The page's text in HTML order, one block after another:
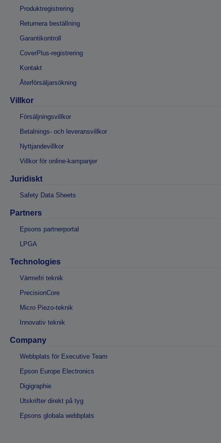
Produktregistrering
Returnera beställning
Garantikontroll
CoverPlus-registrering
Kontakt
Återförsäljarsökning
Villkor
Försäljningsvillkor
Betalnings- och leveransvillkor
Nyttjandevillkor
Villkor för online-kampanjer
Juridiskt
Safety Data Sheets
Partners
Epsons partnerportal
LPGA
Technologies
Värmefri teknik
PrecisionCore
Micro Piezo-teknik
Innovativ teknik
Company
Webbplats för Executive Team
Epson Europe Electronics
Digigraphie
Utskrifter direkt på tyg
Epsons globala webbplats